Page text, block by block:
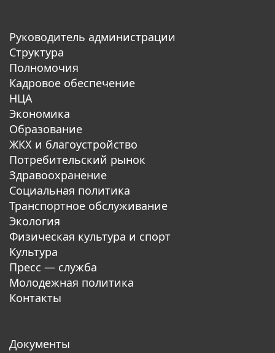
Руководитель администрации
Структура
Полномочия
Кадровое обеспечение
НЦА
Экономика
Образование
ЖКХ и благоустройство
Потребительский рынок
Здравоохранение
Социальная политика
Транспортное обслуживание
Экология
Физическая культура и спорт
Культура
Пресс — служба
Молодежная политика
Контакты
Документы